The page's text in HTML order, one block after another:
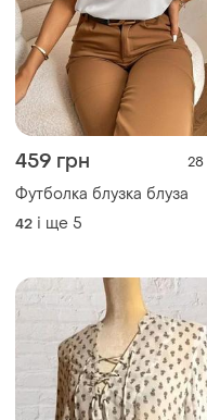
459 грн 28
Футболка блузка блуза
42 і ще 5